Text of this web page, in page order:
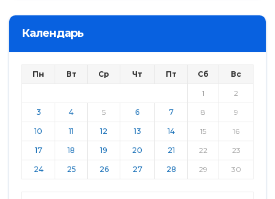
Календарь
Пн Вт Ср Чт Пт Сб Вс
1 2
3 4 5 6 7 8 9
10 11 12 13 14 15 16
17 18 19 20 21 22 23
24 25 26 27 28 29 30